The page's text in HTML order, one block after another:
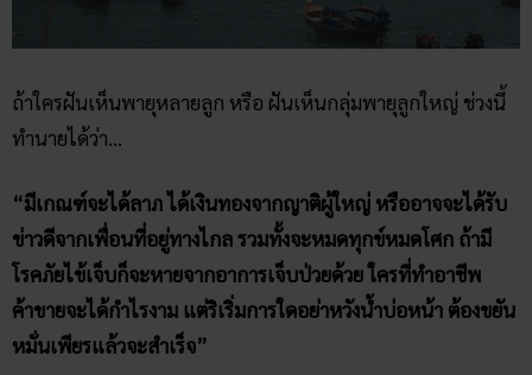
ข่าวดีจากเพื่อนที่อยู่ทางไกล รวมทั้งจะหมดทุกข์หมดโศก ถ้ามี
โรคภัยไข้เจ็บก็จะหายจากอาการเจ็บป่วยด้วย ใครที่ทำอาชีพ
ค้าขายจะได้กำไรงาม แต่ริเริ่มการใดอย่าหวังน้ำบ่อหน้า ต้องขยัน
หมั่นเพียรแล้วจะสำเร็จ”
เลขเด็ด ฝันเห็นพายุหลายลูก : 0 5 8 9 04 18 20 676 156
ฝันเห็นพายุพัดบ้าน